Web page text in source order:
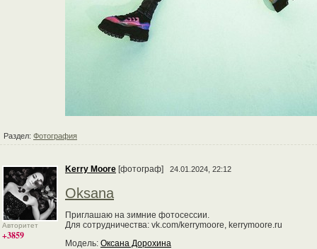
Раздел: Фотография
Авторитет
+3859
Kerry Moore [фотограф] 24.01.2024, 22:12
Oksana
Приглашаю на зимние фотосессии.
Для сотрудничества: vk.com/kerrymoore, kerrymoore.ru
Модель: Оксана Дорохина